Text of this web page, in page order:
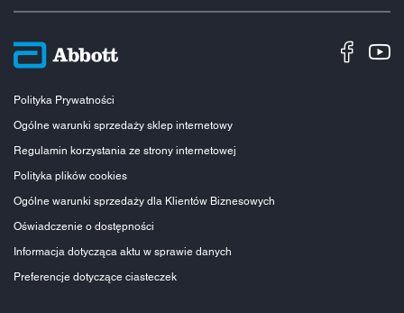
Polityka Prywatności
Ogólne warunki sprzedaży sklep internetowy
Regulamin korzystania ze strony internetowej
Polityka plików cookies
Ogólne warunki sprzedaży dla Klientów Biznesowych
Oświadczenie o dostępności
Informacja dotycząca aktu w sprawie danych
Preferencje dotyczące ciasteczek